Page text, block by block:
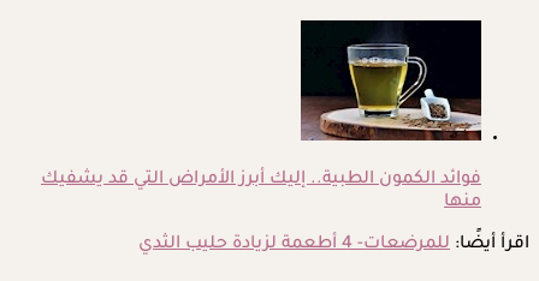
فوائد الكمون الطبية.. إليك أبرز الأمراض التي قد يشفيك
منها
اقرأ أيضًا: للمرضعات- 4 أطعمة لزيادة حليب الثدي